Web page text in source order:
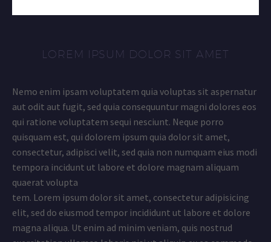
LOREM IPSUM DOLOR SIT AMET
Nemo enim ipsam voluptatem quia voluptas sit aspernatur
aut odit aut fugit, sed quia consequuntur magni dolores eos
qui ratione voluptatem sequi nesciunt. Neque porro
quisquam est, qui dolorem ipsum quia dolor sit amet,
consectetur, adipisci velit, sed quia non numquam eius modi
tempora incidunt ut labore et dolore magnam aliquam
quaerat volupta
tem. Lorem ipsum dolor sit amet, consectetur adipisicing
elit, sed do eiusmod tempor incididunt ut labore et dolore
magna aliqua. Ut enim ad minim veniam, quis nostrud